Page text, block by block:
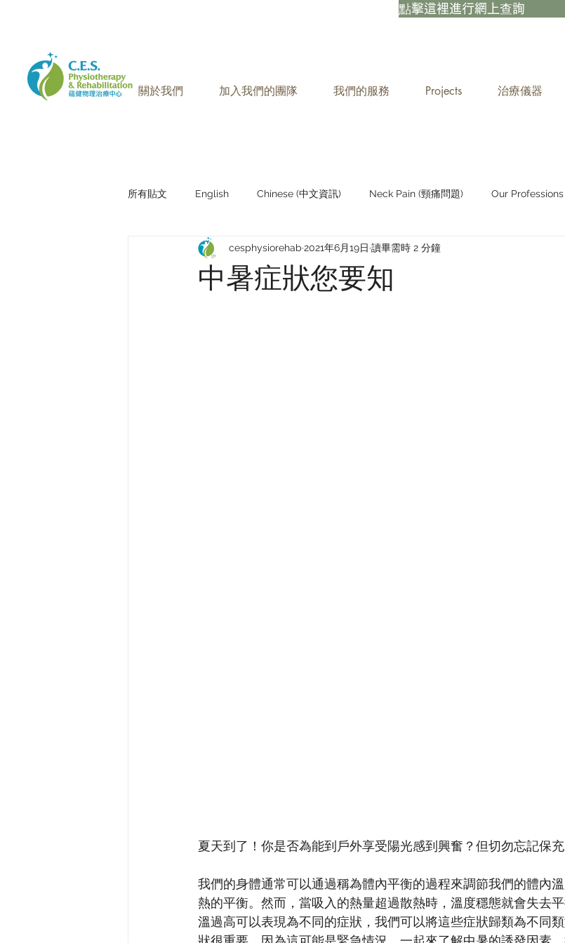
點擊這裡進行網上查詢
關於我們 加入我們的團隊 我們的服務 Projects 治療儀器
所有貼文 English Chinese (中文資訊) Neck Pain (頸痛問題) Our
Research Sharing (研究文獻分享) Staying Active (保持活躍)
中暑症狀您要知
cesphysiorehab 2021年6月19日 讀畢需時 2 分鐘
夏天到了！你是否為能到戶外享受陽光感到興奮？但切勿忘記保充
我們的身體通常可以通過稱為體內平衡的過程來調節我們的體內
熱的平衡。然而，當吸入的熱量超過散熱時，溫度穩態就會失去
溫過高可以表現為不同的症狀，我們可以將這些症狀歸類為不同